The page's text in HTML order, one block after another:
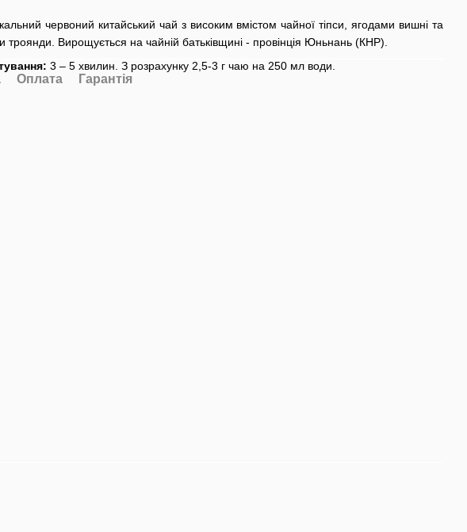
червоний китайський чай з високим вмістом чайної тіпси, ягодами вишні та
троянди. Вирощується на чайній батьківщині - провінція Юньнань (КНР).
3 – 5 хвилин. З розрахунку 2,5-3 г чаю на 250 мл води.
Оплата Гарантія